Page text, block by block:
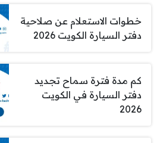
خطوات الاستعلام عن صلاحية
دفتر السيارة الكويت 2026
كم مدة فترة سماح تجديد
دفتر السيارة في الكويت
2026